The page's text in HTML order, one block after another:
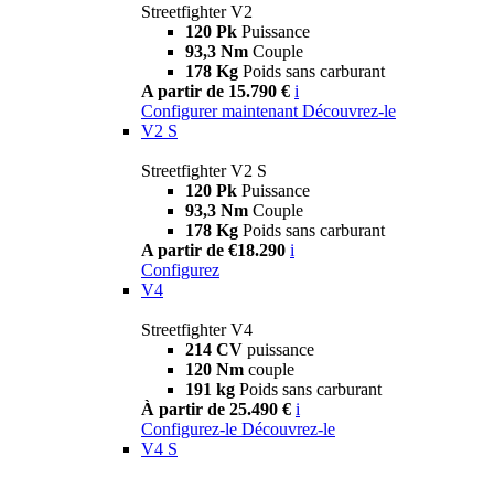
Streetfighter V2
120 Pk Puissance
93,3 Nm Couple
178 Kg Poids sans carburant
A partir de 15.790 € i
Configurer maintenant Découvrez-le
V2 S
Streetfighter V2 S
120 Pk Puissance
93,3 Nm Couple
178 Kg Poids sans carburant
A partir de €18.290 i
Configurez
V4
Streetfighter V4
214 CV puissance
120 Nm couple
191 kg Poids sans carburant
À partir de 25.490 € i
Configurez-le Découvrez-le
V4 S